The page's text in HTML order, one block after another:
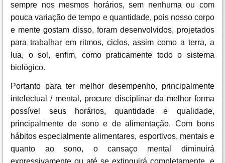
sempre nos mesmos horários, sem nenhuma ou com
pouca variação de tempo e quantidade, pois nosso corpo
e mente gostam disso, foram desenvolvidos, projetados
para trabalhar em ritmos, ciclos, assim como a terra, a
lua, o sol, enfim, como praticamente todo o sistema
biológico.
Portanto para ter melhor desempenho, principalmente
intelectual / mental, procure disciplinar da melhor forma
possível seus horários, quantidade e qualidade,
principalmente de sono e de alimentação. Com bons
hábitos especialmente alimentares, esportivos, mentais e
quanto ao sono, o cansaço mental diminuirá